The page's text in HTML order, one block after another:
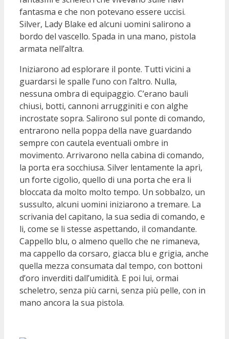
fantasma e che non potevano essere uccisi.
Silver, Lady Blake ed alcuni uomini salirono a
bordo del vascello. Spada in una mano, pistola
armata nell’altra.
Iniziarono ad esplorare il ponte. Tutti vicini a
guardarsi le spalle l’uno con l’altro. Nulla,
nessuna ombra di equipaggio. C’erano bauli
chiusi, botti, cannoni arrugginiti e con alghe
incrostate sopra. Salirono sul ponte di comando,
entrarono nella poppa della nave guardando
sempre con cautela eventuali ombre in
movimento. Arrivarono nella cabina di comando,
la porta era socchiusa. Silver lentamente la aprì,
un forte cigolio, quello di una porta che era li
bloccata da molto molto tempo. Un sobbalzo, un
sussulto, alcuni uomini iniziarono a tremare. La
scrivania del capitano, la sua sedia di comando, e
li, come se li stesse aspettando, il comandante.
Cappello blu, o almeno quello che ne rimaneva,
ma cappello da corsaro, giacca blu e grigia, anche
quella mezza consumata dal tempo, con bottoni
d’oro inverditi dall’umidità. E poi lui, ormai
scheletro, senza più carni, senza più pelle, con in
mano ancora la sua pistola.